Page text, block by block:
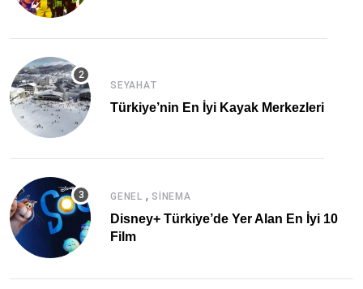
SEYAHAT
Türkiye’nin En İyi Kayak Merkezleri
GENEL , SINEMA
Disney+ Türkiye’de Yer Alan En İyi 10
Film